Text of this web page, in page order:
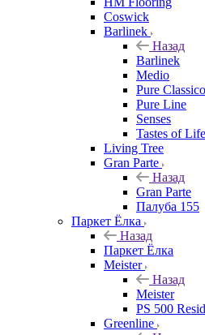
Coswick
Barlinek
Назад
Barlinek
Medio
Pure
Pure Line
Senses
Tastes of Life
Living Tree
Gran Parte
Назад
Gran Parte
Палуба 155
Паркет Ёлка
Назад
Паркет Ёлка
Meister
Назад
Meister
PS 500
Greenline